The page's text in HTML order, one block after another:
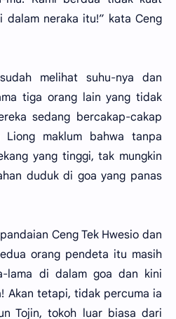
neraka itu!” kata Ceng
melihat suhu-nya dan
tiga orang lain yang tidak
sedang bercakap-cakap
Liong maklum bahwa tanpa
yang tinggi, tak mungkin
duduk di goa yang panas
Ceng Tek Hwesio dan
orang pendeta itu masih
lama di dalam goa dan kini
Akan tetapi, tidak percuma ia
Tojin, tokoh luar biasa dari